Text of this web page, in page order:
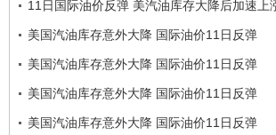
11日国际油价反弹 美汽油库存大降后加速上
美国汽油库存意外大降 国际油价11日反弹
美国汽油库存意外大降 国际油价11日反弹
美国汽油库存意外大降 国际油价11日反弹
美国汽油库存意外大降 国际油价11日反弹